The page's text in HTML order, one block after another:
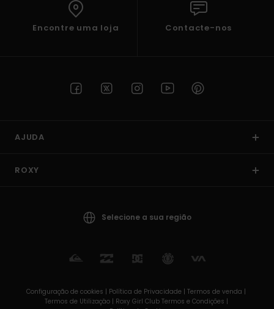
Encontre uma loja Contacte-nos
AJUDA
ROXY
Selecione a sua região
Configuração de cookies | Política de Privacidade | Termos de venda |
Termos de Utilizaçâo | Roxy Girl Club Termos e Condições |